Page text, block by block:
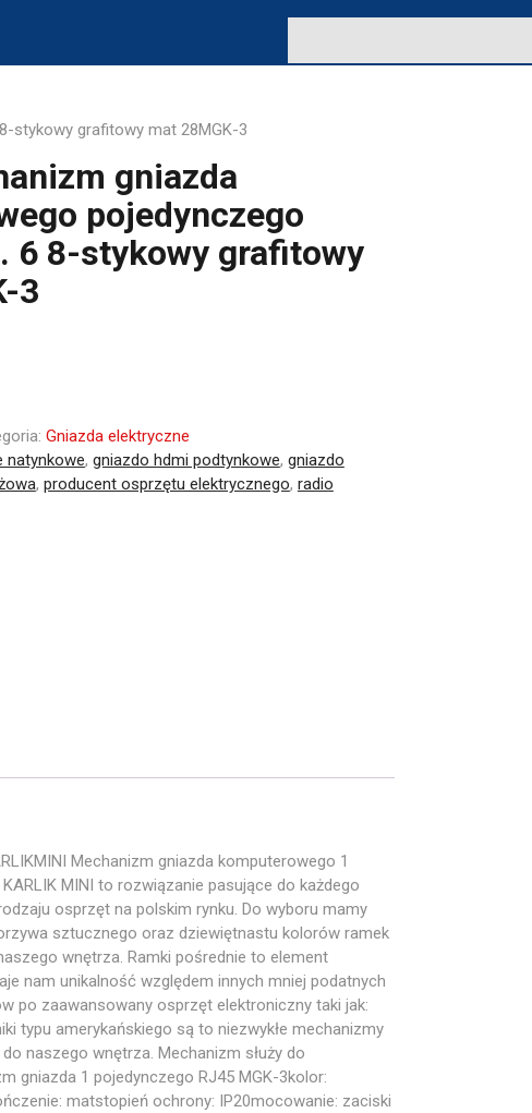
stykowy grafitowy mat 28MGK-3
gniazda
pojedynczego
6 8-stykowy grafitowy
3
Gniazda elektryczne
natynkowe, gniazdo hdmi podtynkowe, gniazdo
, producent osprzętu elektrycznego, radio
Mechanizm gniazda komputerowego 1
MINI to rozwiązanie pasujące do każdego
osprzęt na polskim rynku. Do wyboru mamy
sztucznego oraz dziewiętnastu kolorów ramek
wnętrza. Ramki pośrednie to element
nam unikalność względem innych mniej podatnych
po zaawansowany osprzęt elektroniczny taki jak:
typu amerykańskiego są to niezwykłe mechanizmy
naszego wnętrza. Mechanizm służy do
gniazda 1 pojedynczego RJ45 MGK-3kolor:
matstopień ochrony: IP20mocowanie: zaciski